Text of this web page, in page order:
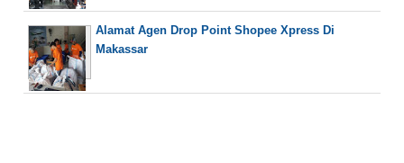
Alamat Agen Drop Point Shopee Xpress Di
Makassar